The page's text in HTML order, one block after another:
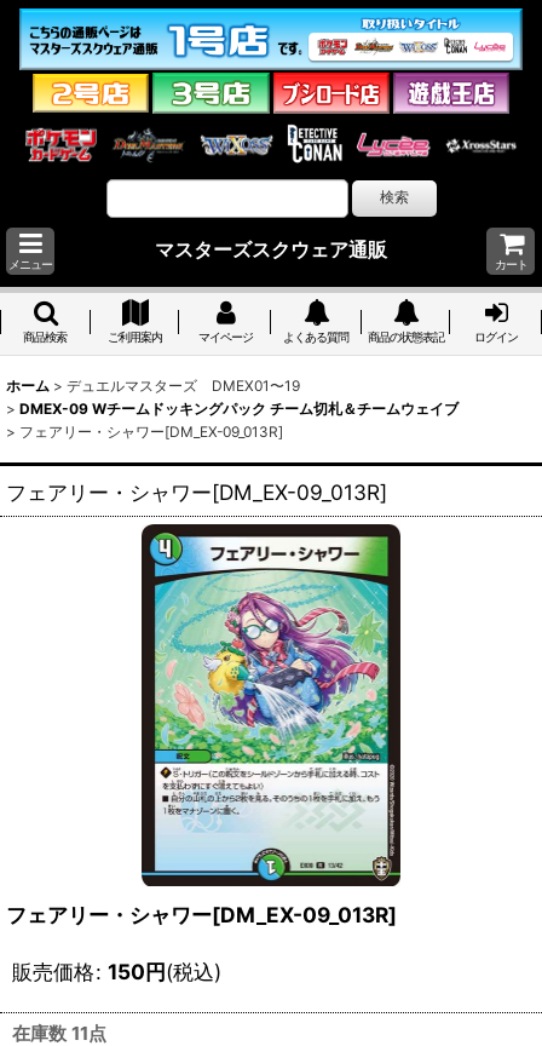
メニュー
マスターズスクウェア通販
カート
商品検索 ご利用案内 マイページ よくある質問 商品の状態表記 ログイン
ホーム > デュエルマスターズ DMEX01〜19
> DMEX-09 Wチームドッキングパック チーム切札＆チームウェイブ
> フェアリー・シャワー[DM_EX-09_013R]
フェアリー・シャワー[DM_EX-09_013R]
フェアリー・シャワー[DM_EX-09_013R]
販売価格: 150円(税込)
在庫数 11点